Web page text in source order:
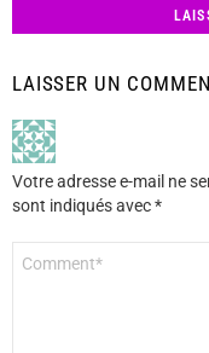
LAISSER UN
Votre adresse e-mail ne
sont indiqués avec*